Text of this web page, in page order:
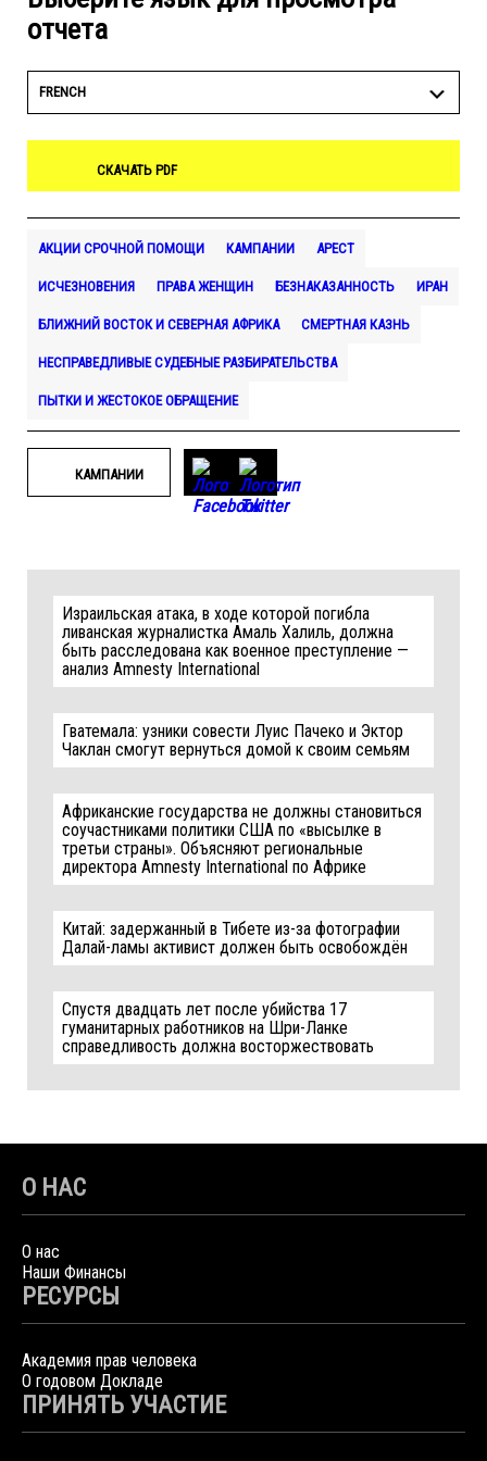
отчета
FRENCH
СКАЧАТЬ PDF
АКЦИИ СРОЧНОЙ ПОМОЩИ КАМПАНИИ АРЕСТ
ИСЧЕЗНОВЕНИЯ ПРАВА ЖЕНЩИН БЕЗНАКАЗАННОСТЬ ИРАН
БЛИЖНИЙ ВОСТОК И СЕВЕРНАЯ АФРИКА СМЕРТНАЯ КАЗНЬ
НЕСПРАВЕДЛИВЫЕ СУДЕБНЫЕ РАЗБИРАТЕЛЬСТВА
ПЫТКИ И ЖЕСТОКОЕ ОБРАЩЕНИЕ
КАМПАНИИ
Израильская атака, в ходе которой погибла
ливанская журналистка Амаль Халиль, должна
быть расследована как военное преступление —
анализ Amnesty International
Гватемала: узники совести Луис Пачеко и Эктор
Чаклан смогут вернуться домой к своим семьям
Африканские государства не должны становиться
соучастниками политики США по «высылке в
третьи страны». Объясняют региональные
директора Amnesty International по Африке
Китай: задержанный в Тибете из-за фотографии
Далай-ламы активист должен быть освобождён
Спустя двадцать лет после убийства 17
гуманитарных работников на Шри-Ланке
справедливость должна восторжествовать
О НАС
О нас
Наши Финансы
РЕСУРСЫ
Академия прав человека
О годовом Докладе
ПРИНЯТЬ УЧАСТИЕ